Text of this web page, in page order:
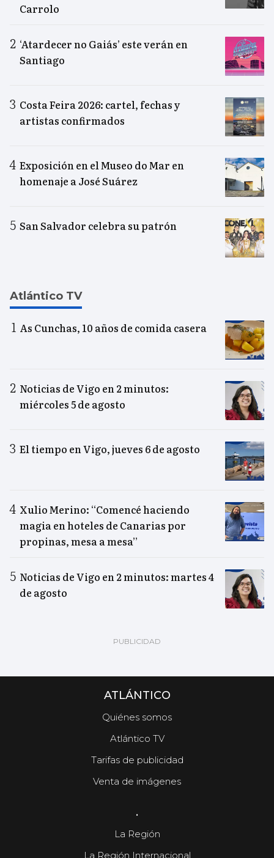
Carrolo
‘Atardecer no Gaiás’ este verán en
Santiago
Costa Feira 2026: cartel, fechas y
artistas confirmados
Exposición en el Museo do Mar en
homenaje a José Suárez
San Salvador celebra su patrón
Atlántico TV
As Cunchas, 10 años de comida casera
Noticias de Vigo en 2 minutos:
miércoles 5 de agosto
El tiempo en Vigo, jueves 6 de agosto
Xulio Merino: “Comencé haciendo
magia en hoteles de Canarias por
propinas, mesa a mesa”
Noticias de Vigo en 2 minutos: martes 4
de agosto
ATLÁNTICO
Quiénes somos
Atlántico TV
Tarifas de publicidad
Venta de imágenes
.
La Región
La Región Internacional